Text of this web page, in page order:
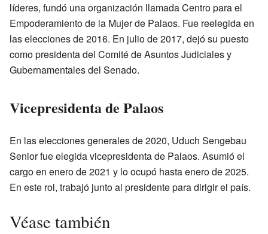
líderes, fundó una organización llamada Centro para el
Empoderamiento de la Mujer de Palaos. Fue reelegida en
las elecciones de 2016. En julio de 2017, dejó su puesto
como presidenta del Comité de Asuntos Judiciales y
Gubernamentales del Senado.
Vicepresidenta de Palaos
En las elecciones generales de 2020, Uduch Sengebau
Senior fue elegida vicepresidenta de Palaos. Asumió el
cargo en enero de 2021 y lo ocupó hasta enero de 2025.
En este rol, trabajó junto al presidente para dirigir el país.
Véase también